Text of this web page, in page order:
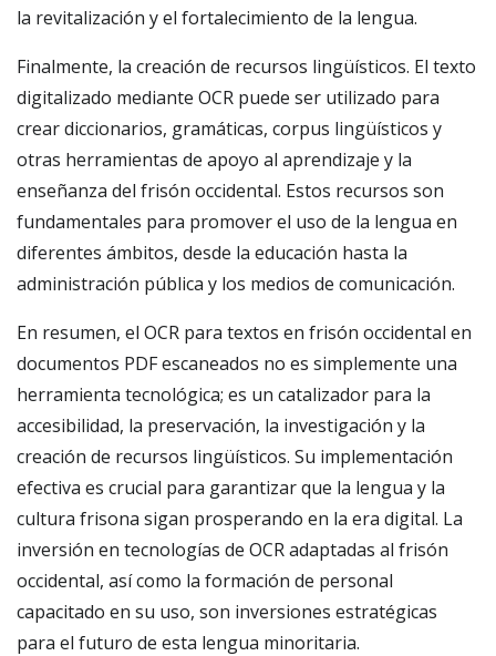
la revitalización y el fortalecimiento de la lengua.
Finalmente, la creación de recursos lingüísticos. El texto
digitalizado mediante OCR puede ser utilizado para
crear diccionarios, gramáticas, corpus lingüísticos y
otras herramientas de apoyo al aprendizaje y la
enseñanza del frisón occidental. Estos recursos son
fundamentales para promover el uso de la lengua en
diferentes ámbitos, desde la educación hasta la
administración pública y los medios de comunicación.
En resumen, el OCR para textos en frisón occidental en
documentos PDF escaneados no es simplemente una
herramienta tecnológica; es un catalizador para la
accesibilidad, la preservación, la investigación y la
creación de recursos lingüísticos. Su implementación
efectiva es crucial para garantizar que la lengua y la
cultura frisona sigan prosperando en la era digital. La
inversión en tecnologías de OCR adaptadas al frisón
occidental, así como la formación de personal
capacitado en su uso, son inversiones estratégicas
para el futuro de esta lengua minoritaria.